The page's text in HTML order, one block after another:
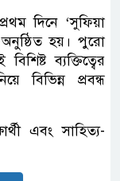
দিনে ‘সুফিয়া
অনুষ্ঠিত হয়। পুরো
ব্যক্তিত্বের
বিভিন্ন প্রবন্ধ
এবং সাহিত্য-